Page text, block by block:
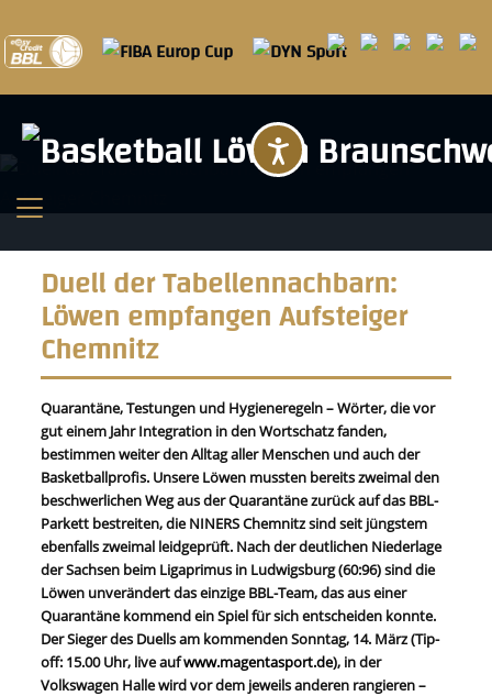
Duell der Tabellennachbarn:
Löwen empfangen Aufsteiger
Chemnitz
Quarantäne, Testungen und Hygieneregeln – Wörter, die vor
gut einem Jahr Integration in den Wortschatz fanden,
bestimmen weiter den Alltag aller Menschen und auch der
Basketballprofis. Unsere Löwen mussten bereits zweimal den
beschwerlichen Weg aus der Quarantäne zurück auf das BBL-
Parkett bestreiten, die NINERS Chemnitz sind seit jüngstem
ebenfalls zweimal leidgeprüft. Nach der deutlichen Niederlage
der Sachsen beim Ligaprimus in Ludwigsburg (60:96) sind die
Löwen unverändert das einzige BBL-Team, das aus einer
Quarantäne kommend ein Spiel für sich entscheiden konnte.
Der Sieger des Duells am kommenden Sonntag, 14. März (Tip-
off: 15.00 Uhr, live aufwww.magentasport.de), in der
Volkswagen Halle wird vor dem jeweils anderen rangieren –